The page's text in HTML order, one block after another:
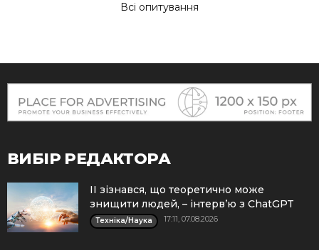
Всі опитування
ВИБІР РЕДАКТОРА
ІІ зізнався, що теоретично може
знищити людей, – інтерв’ю з ChatGPT
Техніка/Наука 17:11, 07.08.2026